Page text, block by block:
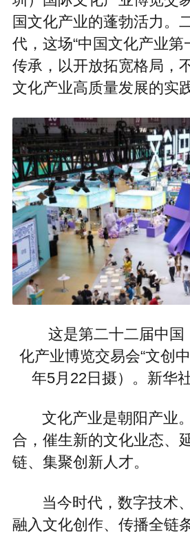
国文化产业的蓬勃活力。
代，这场“中国文化产业第
传承，以开放拓宽格局，
文化产业高质量发展的实
这是第二十二届中国
化产业博览交易会“文创
年5月22日摄）。新华
文化产业是朝阳产业
合，催生新的文化业态、
链、集聚创新人才。
当今时代，数字技术
融入文化创作、传播全链